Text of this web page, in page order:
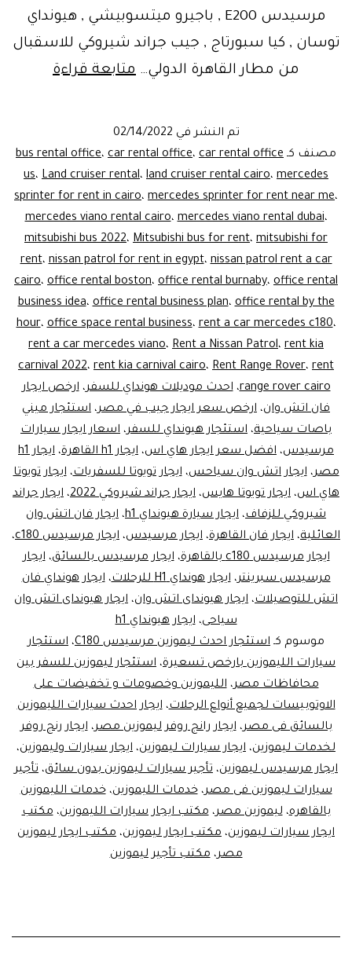
مرسيدس E200 , باجيرو ميتسوبيشي , هيونداي
توسان , كيا سبورتاج , جيب جراند شيروكي للاسقبال
من مطار القاهرة الدولي… متابعة قراءةمرحبًا
مطار
ليموزين
مصر
تم النشر في 02/14/2022
مصنف كـ
bus rental office، car rental office، car rental office
us، Land cruiser rental، land cruiser rental cairo، mercedes
sprinter for rent in cairo، mercedes sprinter for rent near me،
mercedes viano rental cairo،mercedes viano rental dubai،
mitsubishi bus 2022، Mitsubishi bus for rent، mitsubishi for
rent،nissan patrol for rent in egypt،nissan patrol rent a car
cairo، office rental boston، office rental burnaby، office rental
business idea،office rental business plan،office rental by the
hour،office space rental business،rent a car mercedes c180،
rent a car mercedes viano، Rent a Nissan Patrol، rent kia
carnival 2022، rent kia carnival cairo، Rent Range Rover، rent
range rover cairo،احدث موديلات هونداي للسفر،ارخص ايجار
فان اتش وان، ارخص سعر ايجار جيب في مصر، استئجار ميني
باصات سياحية، استئجار هيونداي للسفر، اسعار ايجار سيارات
مرسيدس، افضل سعر ايجار هاي اس، ايجار h1 القاهرة ،
ايجار h1
مصر،ايجار اتش وان سياحس،ايجار تويوتا للسفريات،ايجار تويوتا
هاي اس، ايجار تويوتا هايس، ايجار جراند شيروكي 2022 ، ايجار جراند
شيروكي للزفاف، ايجار سيارة هيونداي h1 ، ايجار فان اتش وان
العائلية، ايجار فان القاهرة، ايجار مرسيدس، ايجار مرسيدس c180
،
ايجار مرسيدس c180 بالقاهرة
،ايجار مرسيدس بالسائق،ايجار
مرسيدس سبرينتر،ايجار هونداي H1 للرحلات ،ايجار هونداي فان
اتش للتوصيلات، ايجار هيونداى اتش وان، ايجار هيونداى اتش وان
سياحى،ايجار هيونداي h1
موسوم كـ استئجار احدث ليموزين مرسيدس C180 ، استئجار
سيارات الليموزين بارخص تسعيرة، استئجار ليموزين للسفر بين
محافاظات مصر،الليموزين وخصومات و تخفيضات على
الاوتوبيسات لجميع أنواع الرحلات،ايجار احدث سيارات الليموزين
بالسائق فى مصر،ايجار رانج روفر ليموزين مصر،ايجار رنج روفر
لخدمات ليموزين، ايجار سيارات ليموزين، ايجار سيارات وليموزين،
ايجار مرسيدس ليموزين، تأجير سيارات ليموزين بدون سائق، تأجير
سيارات ليموزين فى مصر،خدمات الليموزين،خدمات الليموزين
بالقاهره،ليموزين مصر،مكتب ايجار سيارات الليموزين،مكتب
ايجار سيارات ليموزين، مكتب ايجار ليموزين، مكتب ايجار ليموزين
مصر،مكتب تأجير ليموزين